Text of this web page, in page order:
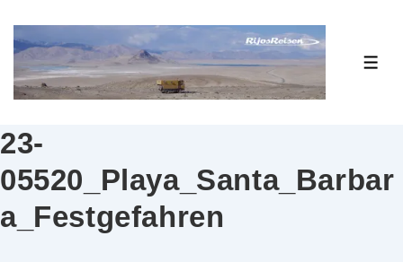
Zum
Inhalt
23-
05520_Playa_Santa_Barbar
a_Festgefahren